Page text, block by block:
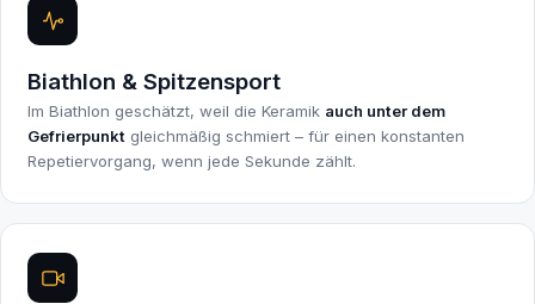
Biathlon & Spitzensport
Im Biathlon geschätzt, weil die Keramik auch unter dem
Gefrierpunkt gleichmäßig schmiert – für einen konstanten
Repetiervorgang, wenn jede Sekunde zählt.